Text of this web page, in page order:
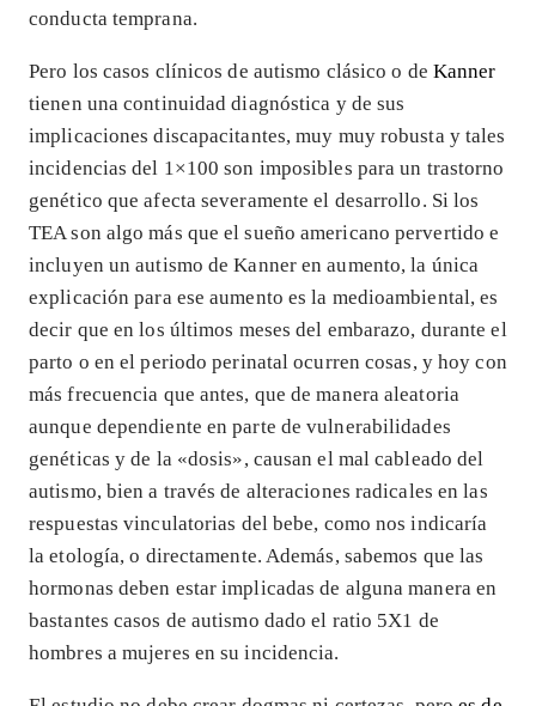
conducta temprana.
Pero los casos clínicos de autismo clásico o de Kanner
tienen una continuidad diagnóstica y de sus
implicaciones discapacitantes, muy muy robusta y tales
incidencias del 1×100 son imposibles para un trastorno
genético que afecta severamente el desarrollo. Si los
TEA son algo más que el sueño americano pervertido e
incluyen un autismo de Kanner en aumento, la única
explicación para ese aumento es la medioambiental, es
decir que en los últimos meses del embarazo, durante el
parto o en el periodo perinatal ocurren cosas, y hoy con
más frecuencia que antes, que de manera aleatoria
aunque dependiente en parte de vulnerabilidades
genéticas y de la «dosis», causan el mal cableado del
autismo, bien a través de alteraciones radicales en las
respuestas vinculatorias del bebe, como nos indicaría
la etología, o directamente. Además, sabemos que las
hormonas deben estar implicadas de alguna manera en
bastantes casos de autismo dado el ratio 5X1 de
hombres a mujeres en su incidencia.